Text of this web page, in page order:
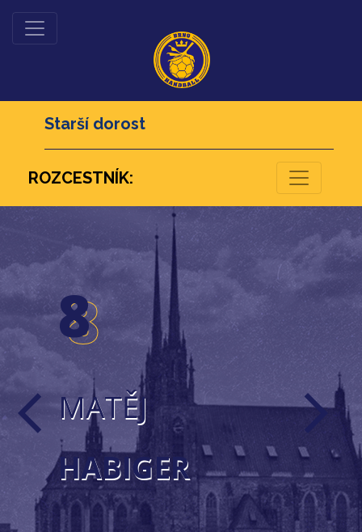
Starší dorost
ROZCESTNÍK:
arrow_back_ios
26
8
8
MATĚJ
HABIGER
arrow_forward_ios